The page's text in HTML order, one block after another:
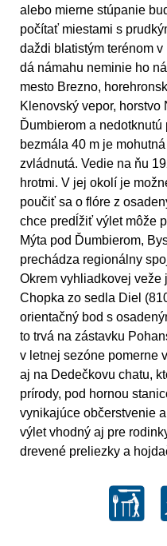
alebo mierne stúpanie
počítať miestami s
daždi blatistým terénom
dá námahu neminie ho
mesto Brezno,
Klenovský vepor, horstvo
Ďumbierom a
bezmála 40 m je
zvládnutá. Vedie na ňu
hrotmi. V jej okolí je
poučiť sa o flóre z
chce predĺžiť výlet môže
Mýta pod Ďumbierom,
prechádza regionálny
Okrem vyhliadkovej veže
Chopka zo sedla Diel
orientačný bod s
to trvá na zástavku
v letnej sezóne pomerne
aj na Dedečkovu chatu,
prírody, pod hornou
vynikajúce občerstvenie
výlet vhodný aj pre
drevené preliezky a